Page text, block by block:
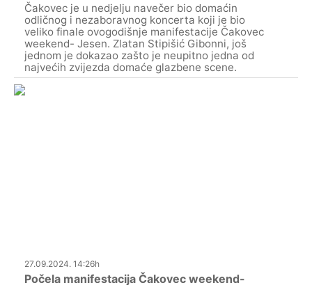
Čakovec je u nedjelju navečer bio domaćin
odličnog i nezaboravnog koncerta koji je bio
veliko finale ovogodišnje manifestacije Čakovec
weekend- Jesen. Zlatan Stipišić Gibonni, još
jednom je dokazao zašto je neupitno jedna od
najvećih zvijezda domaće glazbene scene.
27.09.2024. 14:26h
Počela manifestacija Čakovec weekend-